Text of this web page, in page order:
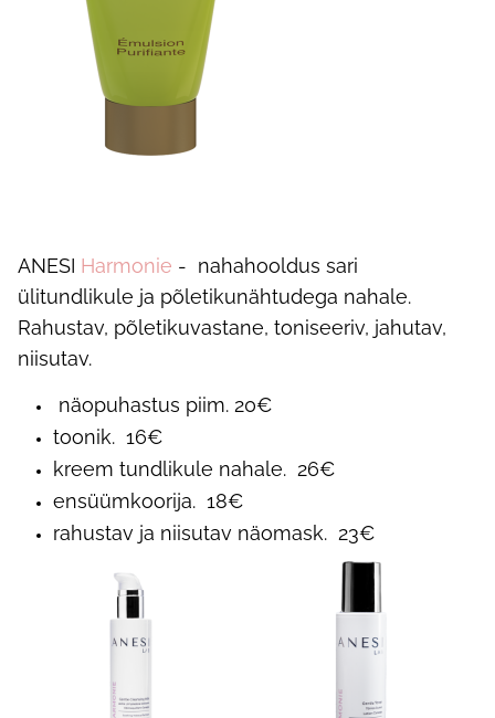
ANESI Harmonie - nahahooldus sari
ülitundlikule ja põletikunähtudega nahale.
Rahustav, põletikuvastane, toniseeriv, jahutav,
niisutav.
näopuhastus piim. 20€
toonik. 16€
kreem tundlikule nahale. 26€
ensüümkoorija. 18€
rahustav ja niisutav näomask. 23€